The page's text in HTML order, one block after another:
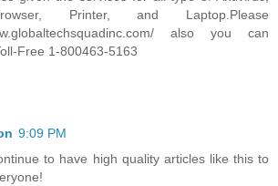
Printer, and Laptop.Please
also you can
Free 1-800463-5163
9:09 PM
to have high quality articles like this to